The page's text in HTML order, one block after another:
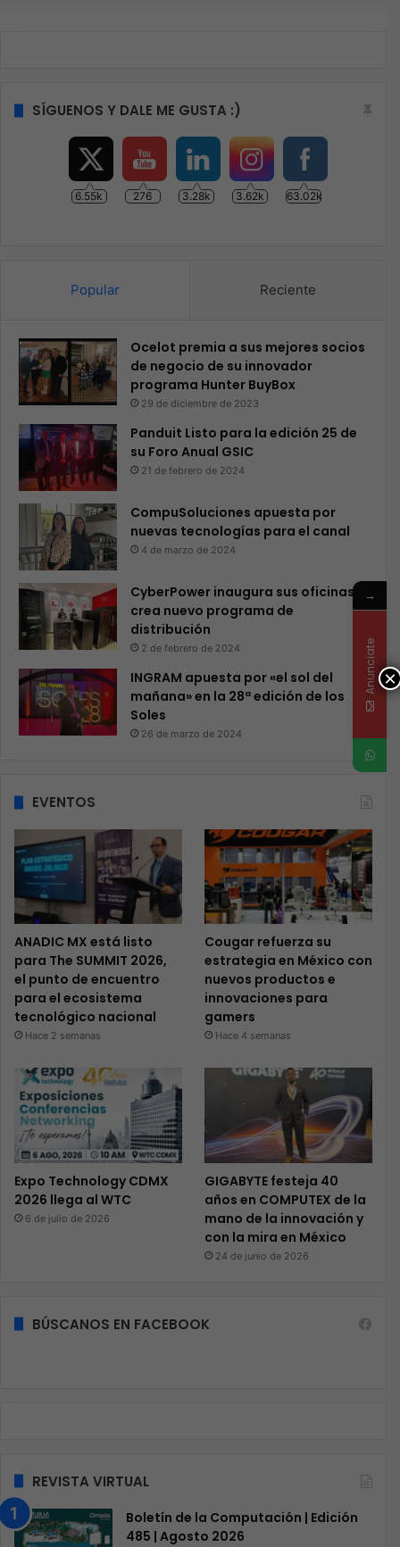
SÍGUENOS Y DALE ME GUSTA :)
6.55k 276 3.28k 3.62k 63.02k
Popular Reciente
Ocelot premia a sus mejores socios
de negocio de su innovador
programa Hunter BuyBox
29 de diciembre de 2023
Panduit Listo para la edición 25 de
su Foro Anual GSIC
21 de febrero de 2024
CompuSoluciones apuesta por
nuevas tecnologías para el canal
4 de marzo de 2024
CyberPower inaugura sus oficinas y
crea nuevo programa de
distribución
2 de febrero de 2024
INGRAM apuesta por «el sol del
mañana» en la 28ª edición de los
Soles
26 de marzo de 2024
EVENTOS
ANADIC MX está listo
para The SUMMIT 2026,
el punto de encuentro
para el ecosistema
tecnológico nacional
Hace 2 semanas
Cougar refuerza su
estrategia en México con
nuevos productos e
innovaciones para
gamers
Hace 4 semanas
Expo Technology CDMX
2026 llega al WTC
6 de julio de 2026
GIGABYTE festeja 40
años en COMPUTEX de la
mano de la innovación y
con la mira en México
24 de junio de 2026
BÚSCANOS EN FACEBOOK
REVISTA VIRTUAL
Boletín de la Computación | Edición
485 | Agosto 2026
×
→
Anunciate